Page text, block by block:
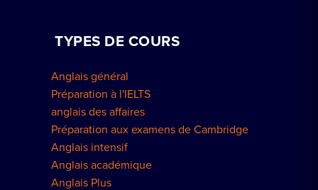
TYPES DE COURS
Anglais général
Préparation à l'IELTS
anglais des affaires
Préparation aux examens de Cambridge
Anglais intensif
Anglais académique
Anglais Plus